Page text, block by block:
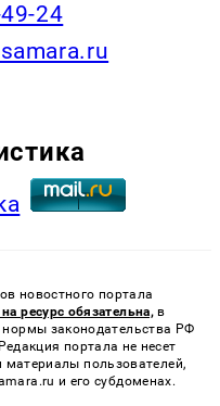
24
новостного портала
ресурс обязательна, в
законодательства РФ
портала не несет
материалы пользователей,
и его субдоменах.